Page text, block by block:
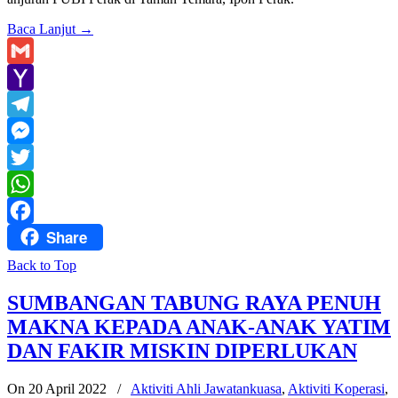
Baca Lanjut →
Gmail
Yahoo
Mail
Telegram
Messenger
Twitter
WhatsApp
FacebookShare
Back to Top
SUMBANGAN TABUNG RAYA PENUH
MAKNA KEPADA ANAK-ANAK YATIM
DAN FAKIR MISKIN DIPERLUKAN
On 20 April 2022 / Aktiviti Ahli Jawatankuasa, Aktiviti Koperasi,